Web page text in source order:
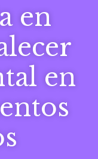
en
en